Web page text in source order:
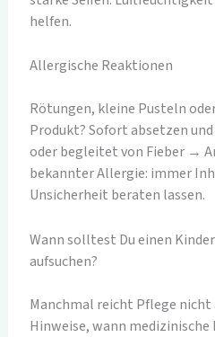
helfen.
Allergische Reaktionen
Rötungen, kleine Pusteln
Produkt? Sofort absetzen
oder begleitet von Fieber →
bekannter Allergie: immer
Unsicherheit beraten lassen.
Wann solltest Du einen
aufsuchen?
Manchmal reicht Pflege nicht
Hinweise, wann